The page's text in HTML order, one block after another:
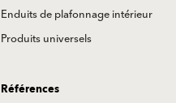
Enduits de plafonnage intérieur
Produits universels
Références